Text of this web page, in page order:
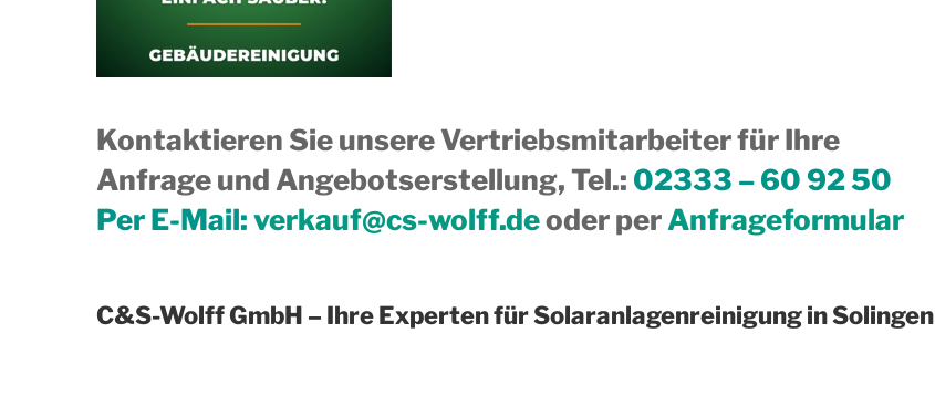
Kontaktieren Sie unsere Vertriebsmitarbeiter für Ihre
Anfrage und Angebotserstellung, Tel.: 02333 – 60 92 50
Per E-Mail:verkauf@cs-wolff.deoder perAnfrageformular
C&S-Wolff GmbH – Ihre Experten für Solaranlagenreinigung in Solingen